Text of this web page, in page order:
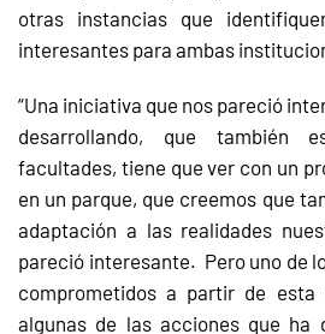
otras instancias que
interesantes para ambas
“Una iniciativa que nos pareció
desarrollando, que también
facultades, tiene que ver con un
en un parque, que creemos que
adaptación a las realidades
pareció interesante. Pero uno de
comprometidos a partir de
algunas de las acciones que ha